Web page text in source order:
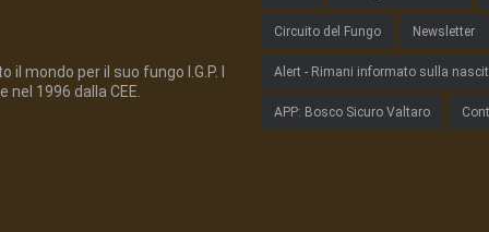
mondo per il suo fungo I.G.P. I
1996 dalla CEE.
Circuito del Fungo Newsletter
Alert - Rimani informato sulla
APP: Bosco Sicuro Valtaro